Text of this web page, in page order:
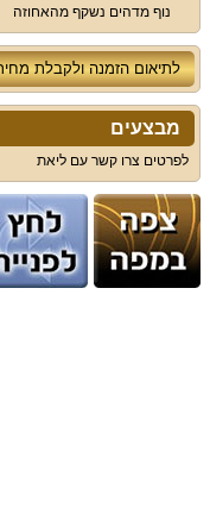
נוף מדהים נשקף מהאחוזה
לתיאום הזמנה ולקבלת
מבצעים
לפרטים צרו קשר עם ליאת